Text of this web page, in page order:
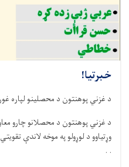
خبرتیا!
د غزني پوهنتون د محصلینو لپاره
د غزني پوهنتون د محصلانو چارو
وړتیاوو د لوړولو په موخه لاندې
. .